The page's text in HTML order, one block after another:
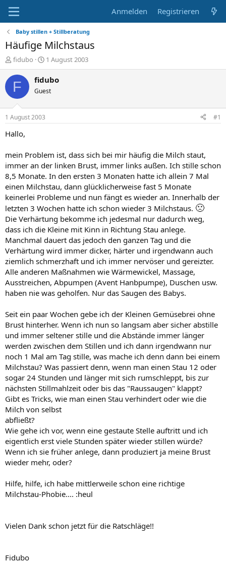
Anmelden Registrieren
Baby stillen + Stillberatung
Häufige Milchstaus
E
r
s
e
r
fidubo
E
r
s
e
t
1 August 2003
F fidubo
Guest
1 August 2003 #1
Hallo,
mein Problem ist, dass sich bei mir häufig die Milch staut,
immer an der linken Brust, immer links außen. Ich stille schon
8,5 Monate. In den ersten 3 Monaten hatte ich allein 7 Mal
einen Milchstau, dann glücklicherweise fast 5 Monate
keinerlei Probleme und nun fängt es wieder an. Innerhalb der
letzten 3 Wochen hatte ich schon wieder 3 Milchstaus. 🙁
Die Verhärtung bekomme ich jedesmal nur dadurch weg,
dass ich die Kleine mit Kinn in Richtung Stau anlege.
Manchmal dauert das jedoch den ganzen Tag und die
Verhärtung wird immer dicker, härter und irgendwann auch
ziemlich schmerzhaft und ich immer nervöser und gereizter.
Alle anderen Maßnahmen wie Wärmewickel, Massage,
Ausstreichen, Abpumpen (Avent Hanbpumpe), Duschen usw.
haben nie was geholfen. Nur das Saugen des Babys.
Seit ein paar Wochen gebe ich der Kleinen Gemüsebrei ohne
Brust hinterher. Wenn ich nun so langsam aber sicher abstille
und immer seltener stille und die Abstände immer länger
werden zwischen dem Stillen und ich dann irgendwann nur
noch 1 Mal am Tag stille, was mache ich denn dann bei einem
Milchstau? Was passiert denn, wenn man einen Stau 12 oder
sogar 24 Stunden und länger mit sich rumschleppt, bis zur
nächsten Stillmahlzeit oder bis das "Raussaugen" klappt?
Gibt es Tricks, wie man einen Stau verhindert oder wie die
Milch von selbst
abfließt?
Wie gehe ich vor, wenn eine gestaute Stelle auftritt und ich
eigentlich erst viele Stunden später wieder stillen würde?
Wenn ich sie früher anlege, dann produziert ja meine Brust
wieder mehr, oder?
Hilfe, hilfe, ich habe mittlerweile schon eine richtige
Milchstau-Phobie.... :heul
Vielen Dank schon jetzt für die Ratschläge!!
Fidubo